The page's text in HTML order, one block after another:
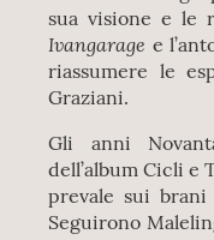
sua visione e le
Ivangarage e
riassumere le
Graziani.
Gli anni
dell’album Cicli e
prevale sui
Seguirono